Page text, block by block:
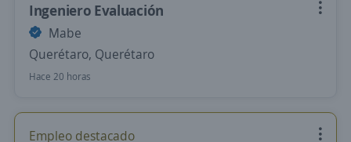
Ingeniero Evaluación
Mabe
Querétaro, Querétaro
Hace 20 horas
Empleo destacado